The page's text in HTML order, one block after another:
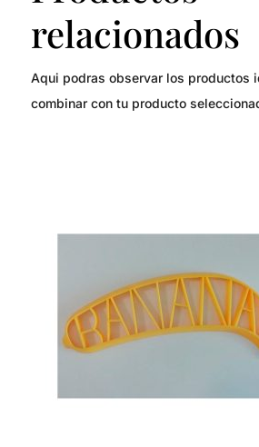
relacionados
Aqui podras observar los productos
combinar con tu producto